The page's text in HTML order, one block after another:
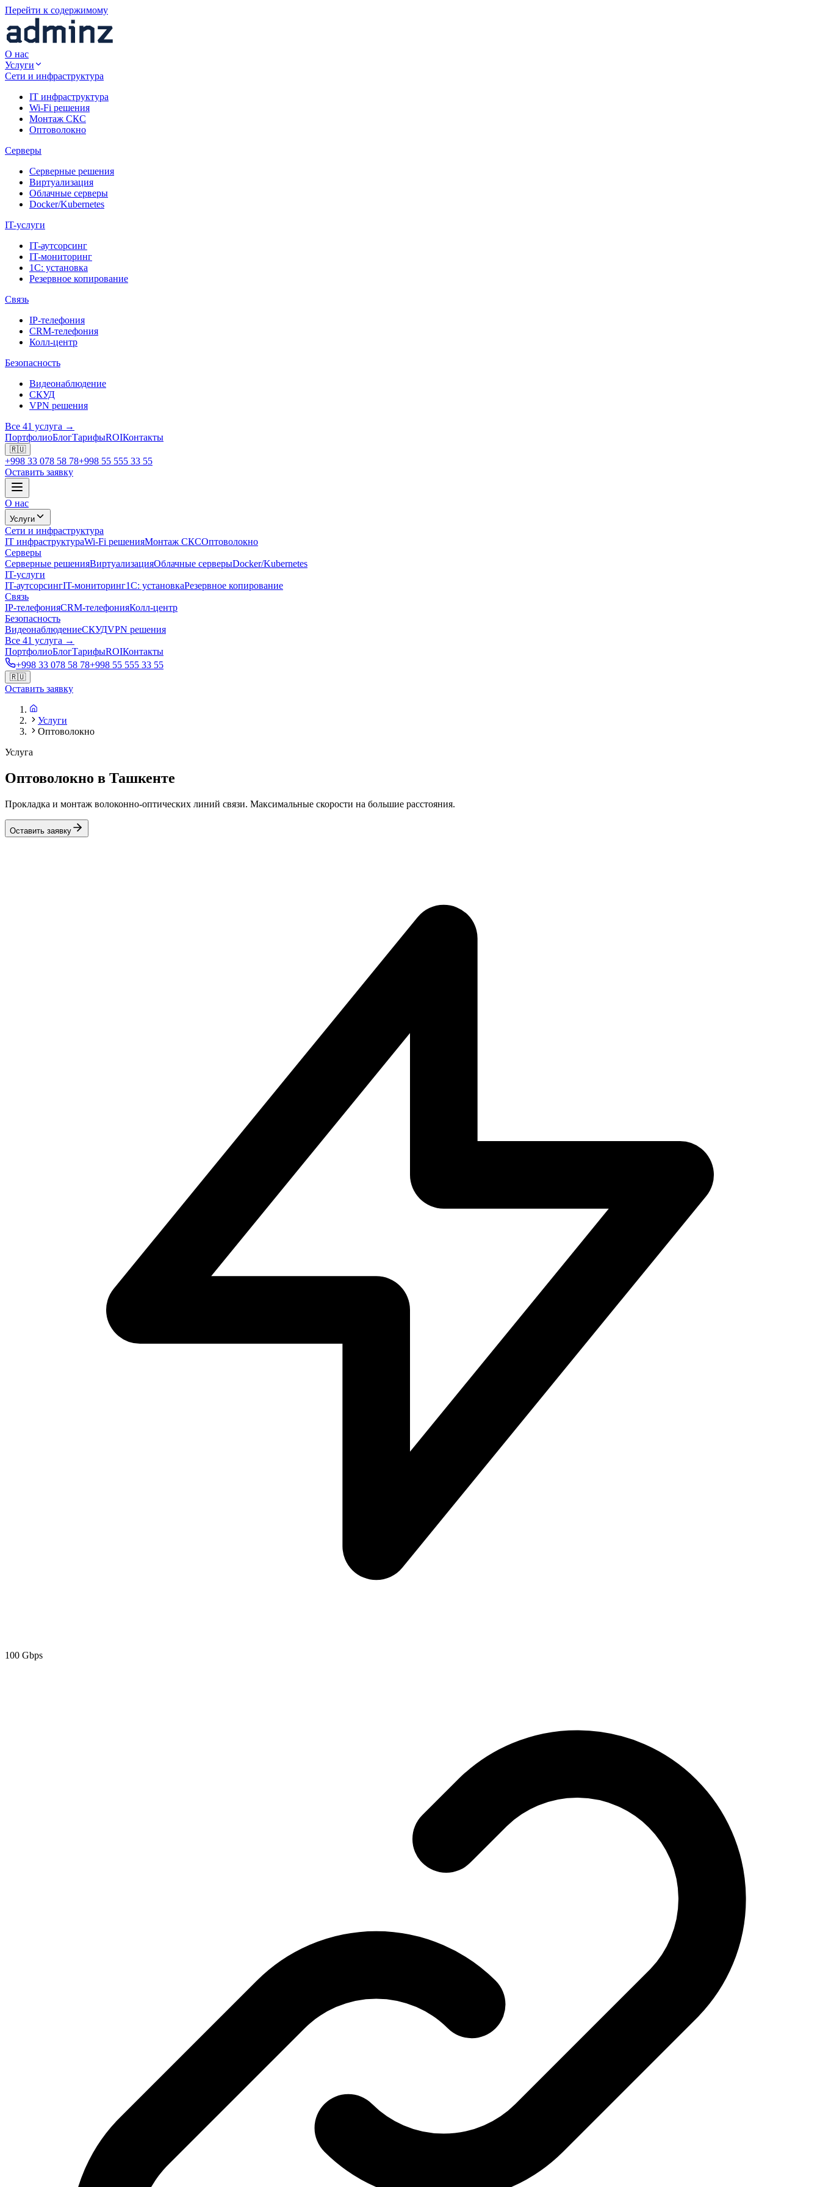
Перейти к содержимому
О нас
Услуги
Сети и инфраструктура
IT инфраструктура
Wi-Fi решения
Монтаж СКС
Оптоволокно
Серверы
Серверные решения
Виртуализация
Облачные серверы
Docker/Kubernetes
IT-услуги
IT-аутсорсинг
IT-мониторинг
1С: установка
Резервное копирование
Связь
IP-телефония
CRM-телефония
Колл-центр
Безопасность
Видеонаблюдение
СКУД
VPN решения
Все 41 услуга →
ПортфолиоБлогТарифыROIКонтакты
🇷🇺
+998 33 078 58 78+998 55 555 33 55
Оставить заявку
О нас
Услуги
Сети и инфраструктура
IT инфраструктураWi-Fi решенияМонтаж СКСОптоволокно
Серверы
Серверные решенияВиртуализацияОблачные серверыDocker/Kubernetes
IT-услуги
IT-аутсорсингIT-мониторинг1С: установкаРезервное копирование
Связь
IP-телефонияCRM-телефонияКолл-центр
Безопасность
ВидеонаблюдениеСКУДVPN решения
Все 41 услуга →
ПортфолиоБлогТарифыROIКонтакты
+998 33 078 58 78+998 55 555 33 55
🇷🇺
Оставить заявку
Услуги
Оптоволокно
Услуга
Оптоволокно в Ташкенте
Прокладка и монтаж волоконно-оптических линий связи. Максимальные скорости на большие расстояния.
Оставить заявку
100 Gbps